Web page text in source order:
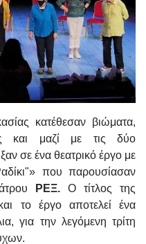
κατέθεσαν βιώματα,
και μαζί με τις δύο
σε ένα θεατρικό έργο με
που παρουσίασαν
ΡΕΞ. Ο τίτλος της
το έργο αποτελεί ένα
για την λεγόμενη τρίτη